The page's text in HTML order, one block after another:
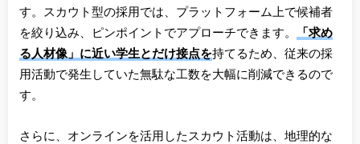
す。スカウト型の採用では、プラットフォーム上で候補者
を絞り込み、ピンポイントでアプローチできます。
「求め
る人材像」に近い学生とだけ接点を持てるため、従来の採
用活動で発生していた無駄な工数を大幅に削減できるので
す。
さらに、オンラインを活用したスカウト活動は、地理的な